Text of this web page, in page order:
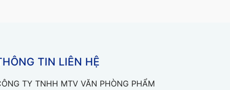
TIN LIÊN HỆ
TY TNHH MTV VĂN PHÒNG PHẨM